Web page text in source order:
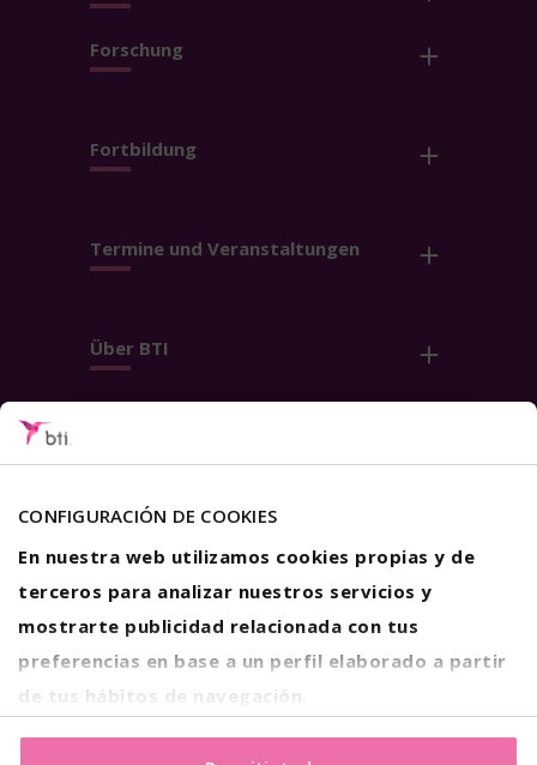
CONFIGURACIÓN DE COOKIES
En nuestra web utilizamos cookies propias y de
terceros para analizar nuestros servicios y
mostrarte publicidad relacionada con tus
preferencias en base a un perfil elaborado a partir
de tus hábitos de navegación.
Forschung
Fortbildung
Termine und Veranstaltungen
Über BTI
Nutzungsbedingungen
Datenschutz
Cookies Impressum